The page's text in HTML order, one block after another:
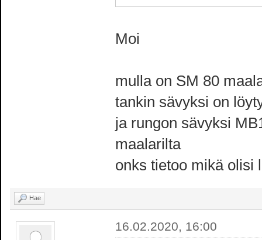
Moi
mulla on SM 80
tankin sävyksi on
ja rungon sävyksi
maalarilta
onks tietoo mikä olisi
Hae
16.02.2020, 16:00